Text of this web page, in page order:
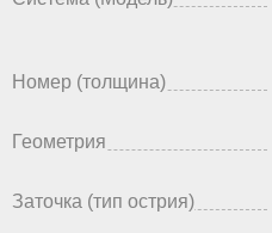
Номер (толщина)
Геометрия
Заточка (тип острия)